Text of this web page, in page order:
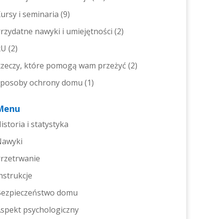
i seminaria (9)
nawyki i umiejętności (2)
(2)
które pomogą wam przeżyć (2)
ochrony domu (1)
i statystyka
domu
psychologiczny